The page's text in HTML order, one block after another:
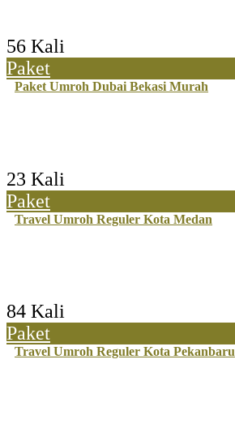
56 Kali
Paket
Paket Umroh Dubai Bekasi Murah
23 Kali
Paket
Travel Umroh Reguler Kota Medan
84 Kali
Paket
Travel Umroh Reguler Kota Pekanbaru